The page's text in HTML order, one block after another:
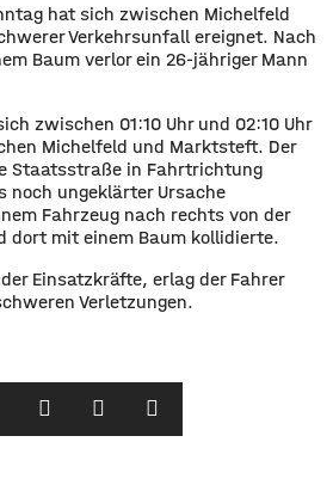
hat sich zwischen Michelfeld
Verkehrsunfall ereignet. Nach
Baum verlor ein 26-jähriger Mann
zwischen 01:10 Uhr und 02:10 Uhr
Michelfeld und Marktsteft. Der
Staatsstraße in Fahrtrichtung
noch ungeklärter Ursache
Fahrzeug nach rechts von der
dort mit einem Baum kollidierte.
Einsatzkräfte, erlag der Fahrer
Verletzungen.